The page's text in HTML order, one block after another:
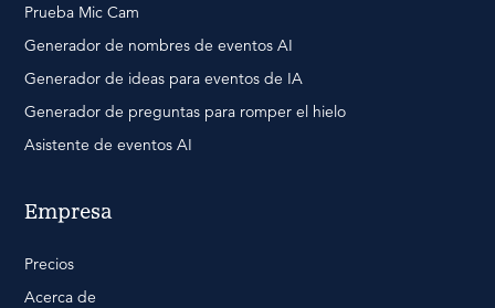
Prueba Mic Cam
Generador de nombres de eventos AI
Generador de ideas para eventos de IA
Generador de preguntas para romper el hielo
Asistente de eventos AI
Empresa
Precios
Acerca de